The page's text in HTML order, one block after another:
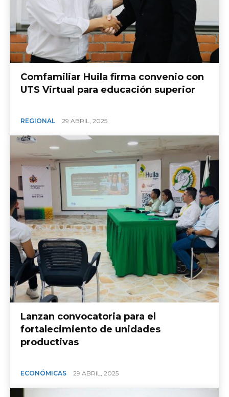
Comfamiliar Huila firma convenio con
UTS Virtual para educación superior
REGIONAL 29 ABRIL, 2025
Lanzan convocatoria para el
fortalecimiento de unidades
productivas
ECONÓMICAS 29 ABRIL, 2025